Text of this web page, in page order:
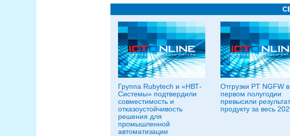
Группа Rubytech и «НВТ-
Системы» подтвердили
совместимость и
отказоустойчивость
решения для
промышленной
автоматизации
Отгрузки PT NGFW в
первом полугодии
превысили
продукту за весь